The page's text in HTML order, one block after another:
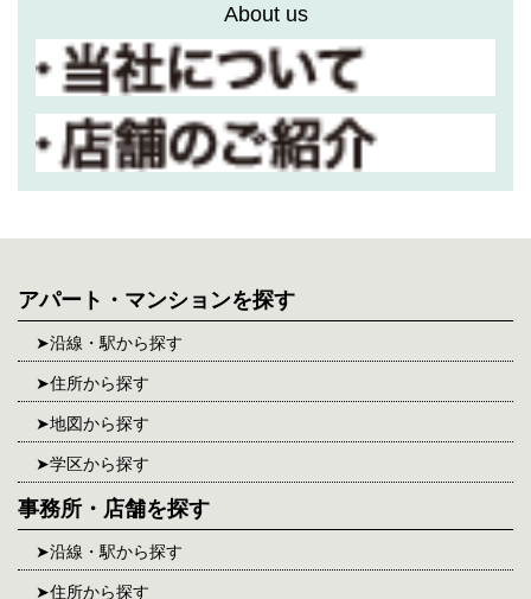
About us
アパート・マンションを探す
沿線・駅から探す
住所から探す
地図から探す
学区から探す
事務所・店舗を探す
沿線・駅から探す
住所から探す